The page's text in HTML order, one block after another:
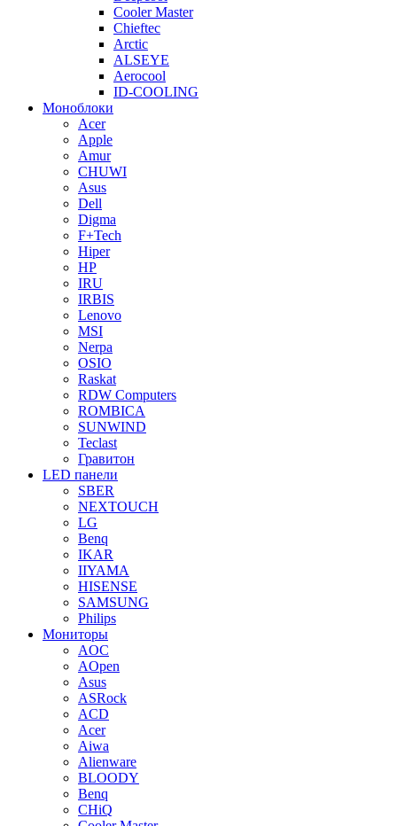
Cooler Master
Chieftec
Arctic
ALSEYE
Aerocool
ID-COOLING
Моноблоки
Acer
Apple
Amur
CHUWI
Asus
Dell
Digma
F+Tech
Hiper
HP
IRU
IRBIS
Lenovo
MSI
Nerpa
OSIO
Raskat
RDW Computers
ROMBICA
SUNWIND
Teclast
Гравитон
LED панели
SBER
NEXTOUCH
LG
Benq
IKAR
IIYAMA
HISENSE
SAMSUNG
Philips
Мониторы
AOC
AOpen
Asus
ASRock
ACD
Acer
Aiwa
Alienware
BLOODY
Benq
CHiQ